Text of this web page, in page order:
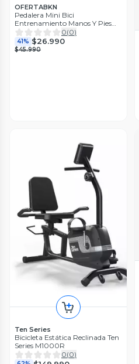
OFERTABKN
Pedalera Mini Bici
Entrenamiento Manos Y Pies
Con Contador0(0)
41% $26.990
$45.990
Ten Series
Bicicleta Estática Reclinada Ten
Series M1000R
0(0)